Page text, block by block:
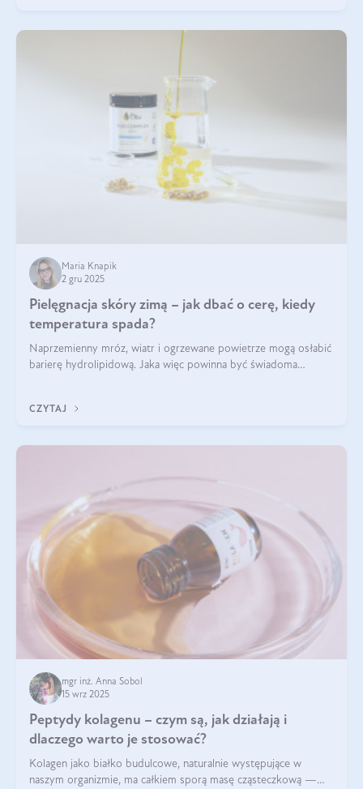
Maria Knapik
2 gru 2025
Pielęgnacja skóry zimą – jak dbać o cerę, kiedy
temperatura spada?
Naprzemienny mróz, wiatr i ogrzewane powietrze mogą osłabić
barierę hydrolipidową. Jaka więc powinna być świadoma
CZYTAJ
mgr inż. Anna Sobol
15 wrz 2025
Peptydy kolagenu – czym są, jak działają i
dlaczego warto je stosować?
Kolagen jako białko budulcowe, naturalnie występujące w
naszym organizmie, ma całkiem sporą masę cząsteczkową —